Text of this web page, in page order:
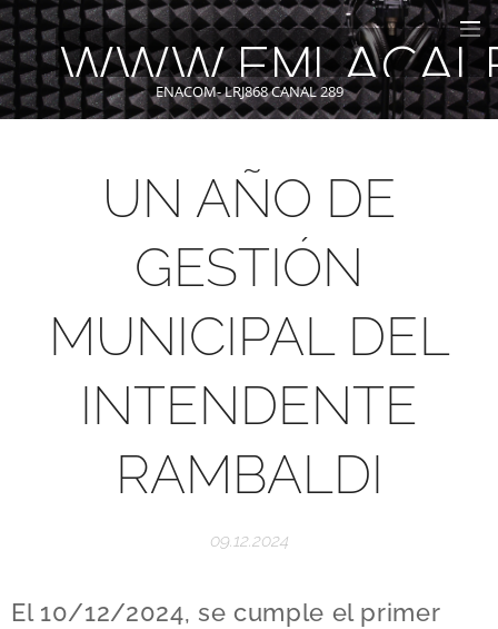
ENACOM- LRJ868 CANAL 289
UN AÑO DE
GESTIÓN
MUNICIPAL DEL
INTENDENTE
RAMBALDI
09.12.2024
El 10/12/2024, se cumple el primer